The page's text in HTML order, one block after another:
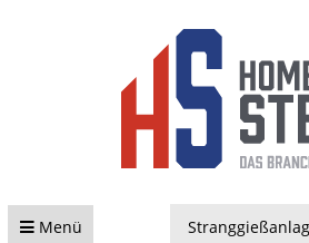
Menü